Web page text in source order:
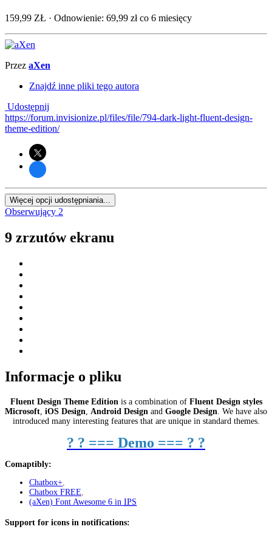
159,99 ZŁ · Odnowienie: 69,99 zł co 6 miesięcy
Przez aXen
Znajdź inne pliki tego autora
Udostępnij
https://forum.invisionize.pl/files/file/794-dark-light-fluent-design-
theme-edition/
Więcej opcji udostępniania...
Obserwujący 2
9 zrzutów ekranu
Informacje o pliku
Fluent Design Theme Editionis a combination of Fluent Design styles
Microsoft, iOS Design, Android Design and Google Design. We have also
introduced many interesting features that are unique in standard themes.
? ? === Demo === ? ?
Comaptibly:
Chatbox+,
Chatbox FREE,
(aXen) Font Awesome 6 in IPS
Support for icons in notifications: